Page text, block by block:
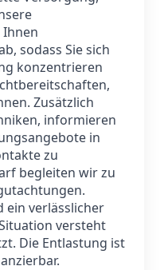
sodass Sie sich
konzentrieren
Zusätzlich
informieren
in
zu
begleiten wir zu
ein verlässlicher
versteht
Die Entlastung ist